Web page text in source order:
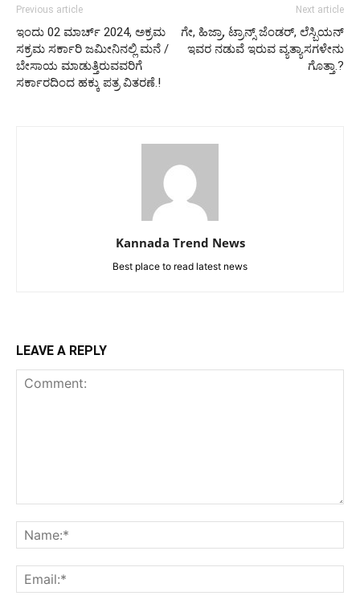
Previous article
ಇಂದು 02 ಮಾರ್ಚ್ 2024, ಅಕ್ರಮ
ಸಕ್ರಮ ಸರ್ಕಾರಿ ಜಮೀನಿನಲ್ಲಿ ಮನೆ /
ಬೇಸಾಯ ಮಾಡುತ್ತಿರುವವರಿಗೆ
ಸರ್ಕಾರದಿಂದ ಹಕ್ಕು ಪತ್ರ ವಿತರಣೆ.!
Next article
ಗೇ, ಹಿಜ್ರಾ, ಟ್ರಾನ್ಸ್ ಜೆಂಡರ್, ಲೆಸ್ಬಿಯನ್
ಇವರ ನಡುವೆ ಇರುವ ವ್ಯತ್ಯಾಸಗಳೇನು
ಗೊತ್ತಾ.?
Kannada Trend News
Best place to read latest news
LEAVE A REPLY